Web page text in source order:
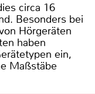
circa 16
Besonders bei
Hörgeräten
haben
ein,
Maßstäbe